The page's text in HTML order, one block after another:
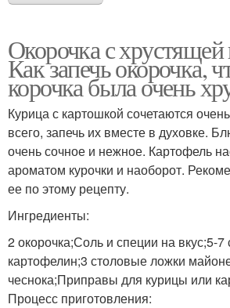
Окорочка с хрустящей
Как запечь окорочка,
корочка была очень
Курица с картошкой сочетаются
всего, запечь их вместе в духовке.
очень сочное и нежное. Картофель
ароматом курочки и наоборот.
ее по этому рецепту.
Ингредиенты:
2 окорочка;Соль и специи на вкус;5-7
картофелин;3 столовые ложки
чеснока;Приправы для курицы или
Процесс приготовления: